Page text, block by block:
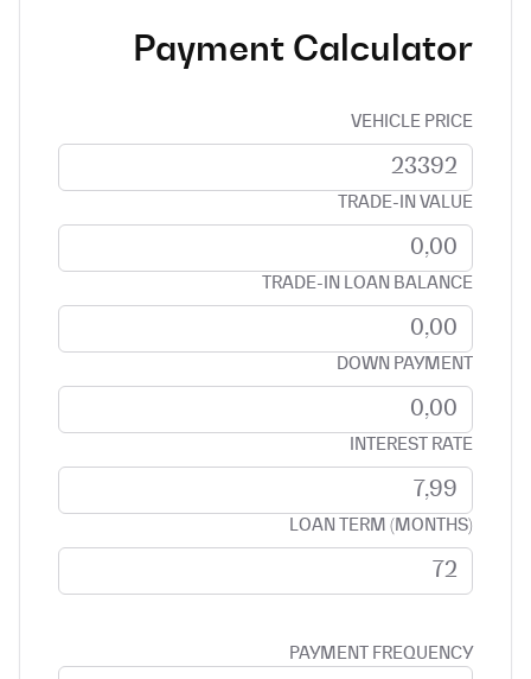
Payment Calculator
VEHICLE PRICE
TRADE-IN VALUE
TRADE-IN LOAN BALANCE
DOWN PAYMENT
INTEREST RATE
LOAN TERM (MONTHS)
PAYMENT FREQUENCY